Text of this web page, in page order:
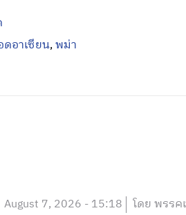
อาเซียน,พม่า
August 7, 2026 - 15:18 โดย พรรค